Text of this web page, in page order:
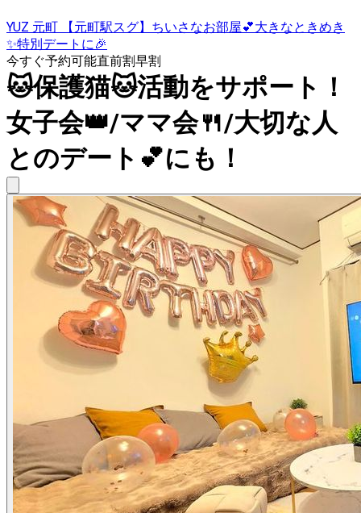
YUZ 元町 【元町駅スグ】ちいさなお部屋💕大きなときめき
✨特別デートに🎉
今すぐ予約可能直前割早割
🐱保護猫🐱活動をサポート！
女子会👑/ママ会🍴/大切な人
とのデート💕にも！